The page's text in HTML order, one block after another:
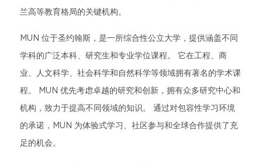
兰高等教育格局的关键机构。
MUN 位于圣约翰斯，是一所综合性公立大学，提供涵盖不同
学科的广泛本科、研究生和专业学位课程。 它在工程、商
业、人文科学、社会科学和自然科学等领域拥有著名的学术课
程。 MUN 优先考虑卓越的研究和创新，拥有众多研究中心和
机构，致力于提高不同领域的知识。 通过对包容性学习环境
的承诺，MUN 为体验式学习、社区参与和全球合作提供了充
足的机会。